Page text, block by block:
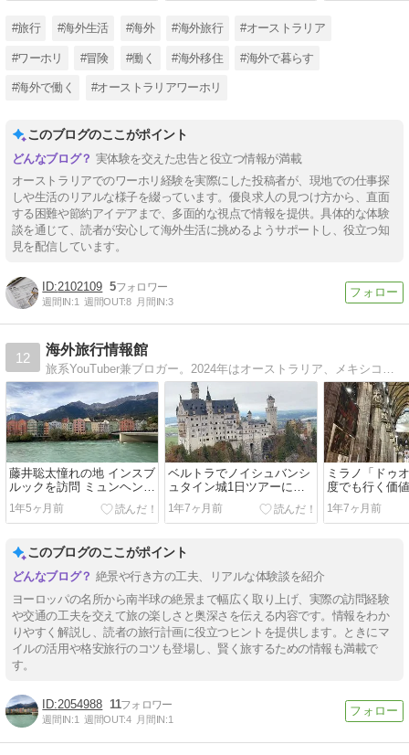
#旅行 #海外生活 #海外 #海外旅行 #オーストラリア
#ワーホリ #冒険 #働く #海外移住 #海外で暮らす
#海外で働く #オーストラリアワーホリ
このブログのここがポイント
実体験を交えた忠告と役立つ情報が満載
オーストラリアでのワーホリ経験を実際にした投稿者が、現地での仕事探
しや生活のリアルな様子を綴っています。優良求人の見つけ方から、直面
する困難や節約アイデアまで、多面的な視点で情報を提供。具体的な体験
談を通じて、読者が安心して海外生活に挑めるようサポートし、役立つ知
見を配信しています。
2102109 5
週間IN:1 週間OUT:8 月間IN:3
12
海外旅行情報館
藤井聡太憧れの地 インスブ
ルックを訪問 ミュンヘンか
ら電車 ロープウェイで頂上
まで
1年5ヶ月前
ベルトラでノイシュバンシ
ュタイン城1日ツアーに参
加した感想
1年7ヶ月前
ミラノ「ドゥ
度でも行く価
に新たな発見
1年7ヶ月前
このブログのここがポイント
絶景や行き方の工夫、リアルな体験談を紹介
ヨーロッパの名所から南半球の絶景まで幅広く取り上げ、実際の訪問経験
や交通の工夫を交えて旅の楽しさと奥深さを伝える内容です。情報をわか
りやすく解説し、読者の旅行計画に役立つヒントを提供します。ときにマ
イルの活用や格安旅行のコツも登場し、賢く旅するための情報も満載で
す。
2054988 11
週間IN:1 週間OUT:4 月間IN:1